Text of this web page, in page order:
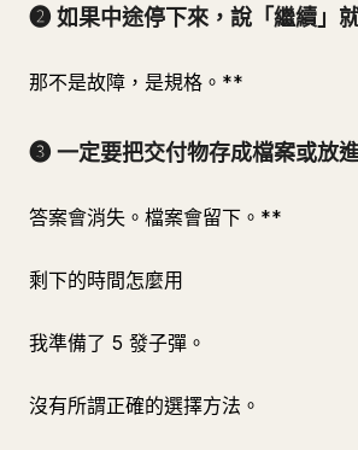
❷ 如果中途停下來，說「繼續」
那不是故障，是規格。**
❸ 一定要把交付物存成檔案或放
答案會消失。檔案會留下。**
剩下的時間怎麼用
我準備了 5 發子彈。
沒有所謂正確的選擇方法。